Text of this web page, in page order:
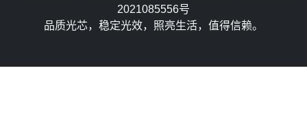
2021085556号
品质光芯，稳定光效，照亮生活，值得信赖。